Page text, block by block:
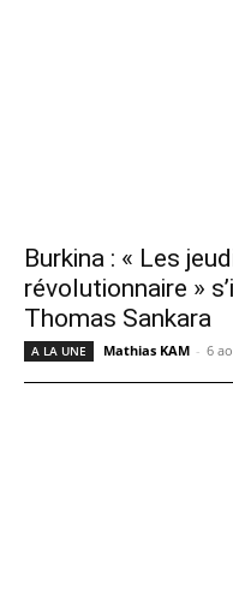
Burkina : « Les
révolutionnaire »
Thomas Sankara
A LA UNE Mathias KAM - 6